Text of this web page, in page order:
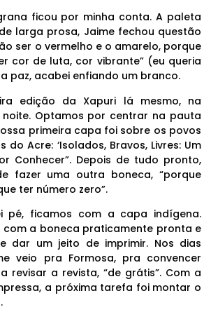
ficou por minha conta. A paleta
larga prosa, Jaime fechou questão
ser o vermelho e o amarelo, porque
cor de luta, cor vibrante” (eu queria
paz, acabei enfiando um branco.
edição da Xapuri lá mesmo, na
noite. Optamos por centrar na pauta
primeira capa foi sobre os povos
do Acre: ‘Isolados, Bravos, Livres: Um
Conhecer”. Depois de tudo pronto,
fazer uma outra boneca, “porque
ter número zero”.
pé, ficamos com a capa indígena.
com a boneca praticamente pronta e
dar um jeito de imprimir. Nos dias
veio pra Formosa, pra convencer
revisar a revista, “de grátis”. Com a
a próxima tarefa foi montar o